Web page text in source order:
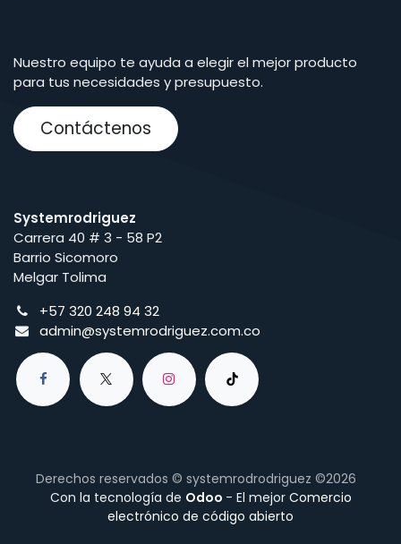
Nuestro equipo te ayuda a elegir el mejor producto
para tus necesidades y presupuesto.
Contáctenos
Systemrodriguez
Carrera 40 # 3 - 58 P2
Barrio Sicomoro
Melgar Tolima
+57 320 248 94 32
admin@systemrodriguez.com.co
Derechos reservados © systemrodrodriguez ©2026
Con la tecnología de Odoo - El mejor Comercio
electrónico de código abierto